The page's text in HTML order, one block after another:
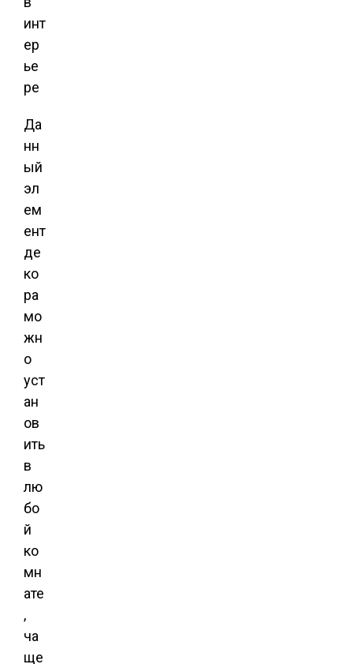
Да
нн
ый
эл
ем
ент
де
ко
ра
мо
жн
о
уст
ан
ов
ить
в
лю
бо
й
ко
мн
ате
,
ча
ще